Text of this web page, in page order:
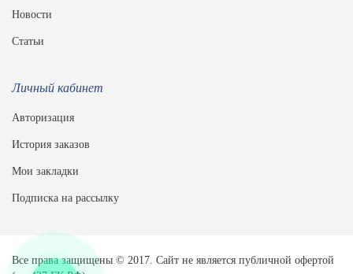
Новости
Статьи
Личный кабинет
Авторизация
История заказов
Мои закладки
Подписка на рассылку
Все права защищены © 2017. Сайт не является публичной офертой